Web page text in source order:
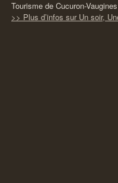
Tourisme de Cucuron-Vaugines
>> Plus d’infos sur Un soir,